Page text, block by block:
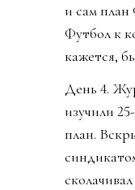
и сам
Футбол к
кажется,
День 4.
изучили
план.